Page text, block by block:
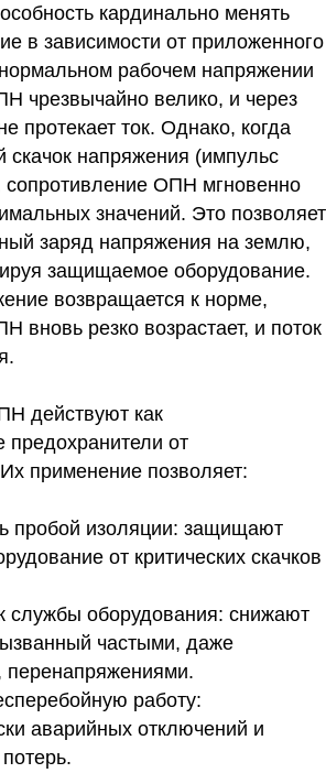
кардинально менять
в зависимости от приложенного
рабочем напряжении
чрезвычайно велико, и через
протекает ток. Однако, когда
скачок напряжения (импульс
сопротивление ОПН мгновенно
значений. Это позволяет
заряд напряжения на землю,
защищаемое оборудование.
возвращается к норме,
вновь резко возрастает, и поток
действуют как
предохранители от
применение позволяет:
изоляции: защищают
от критических скачков
службы оборудования: снижают
частыми, даже
перенапряжениями.
работу:
аварийных отключений и